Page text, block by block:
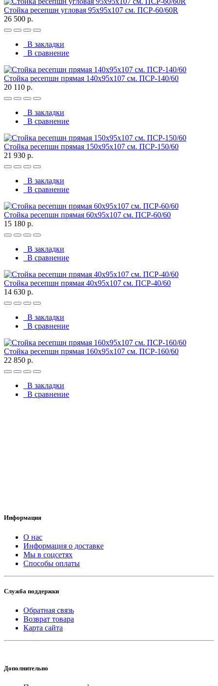
Стойка ресепшн угловая 95х95х107 см. ПСР-60/60R
26 500 р.
В закладки
В сравнение
Стойка ресепшн прямая 140х95х107 см. ПСР-140/60
20 110 р.
В закладки
В сравнение
Стойка ресепшн прямая 150х95х107 см. ПСР-150/60
21 930 р.
В закладки
В сравнение
Стойка ресепшн прямая 60х95х107 см. ПСР-60/60
15 180 р.
В закладки
В сравнение
Стойка ресепшн прямая 40х95х107 см. ПСР-40/60
14 630 р.
В закладки
В сравнение
Стойка ресепшн прямая 160х95х107 см. ПСР-160/60
22 850 р.
В закладки
В сравнение
Информация
О нас
Информация о доставке
Мы в соцсетях
Способы оплаты
Служба поддержки
Обратная связь
Возврат товара
Карта сайта
Дополнительно